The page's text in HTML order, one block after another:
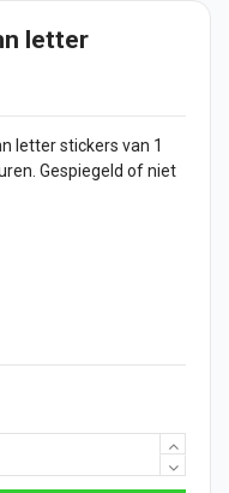
letter
letterstickers van 1
Gespiegeld of niet